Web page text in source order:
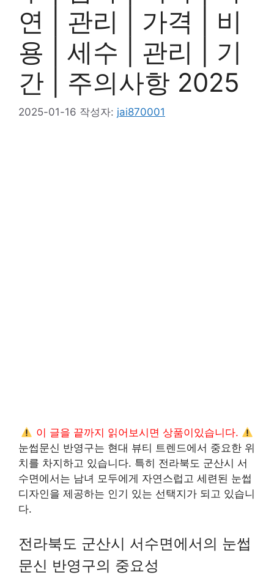
연 | 관리 | 가격 | 비
용 | 세수 | 관리 | 기
간 | 주의사항 2025
2025-01-16 작성자: jai870001
이 글을 끝까지 읽어보시면 상품이있습니다.
눈썹문신 반영구는 현대 뷰티 트렌드에서 중요한 위
치를 차지하고 있습니다. 특히 전라북도 군산시 서
수면에서는 남녀 모두에게 자연스럽고 세련된 눈썹
디자인을 제공하는 인기 있는 선택지가 되고 있습니
다.
전라북도 군산시 서수면에서의 눈썹
문신 반영구의 중요성